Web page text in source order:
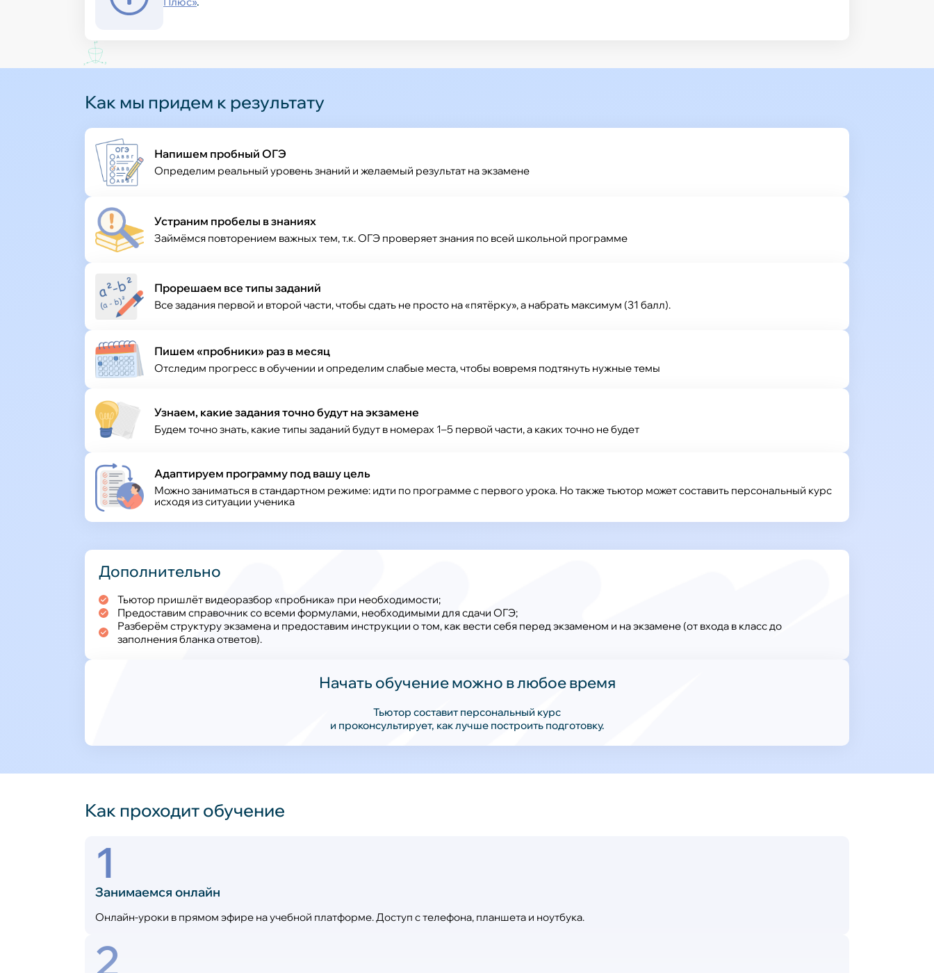
Как мы придем к результату
Напишем пробный ОГЭ
Определим реальный уровень знаний и желаемый результат на экзамене
Устраним пробелы в знаниях
Займёмся повторением важных тем, т.к. ОГЭ проверяет знания по всей школьной программе
Прорешаем все типы заданий
Все задания первой и второй части, чтобы сдать не просто на «пятёрку», а набрать максимум (31 балл).
Пишем «пробники» раз в месяц
Отследим прогресс в обучении и определим слабые места, чтобы вовремя подтянуть нужные темы
Узнаем, какие задания точно будут на экзамене
Будем точно знать, какие типы заданий будут в номерах 1–5 первой части, а каких точно не будет
Адаптируем программу под вашу цель
Можно заниматься в стандартном режиме: идти по программе с первого урока. Но также тьютор может составить персональный курс
исходя из ситуации ученика
Дополнительно
Тьютор пришлёт видеоразбор «пробника» при необходимости;
Предоставим справочник со всеми формулами, необходимыми для сдачи ОГЭ;
Разберём структуру экзамена и предоставим инструкции о том, как вести себя перед экзаменом и на экзамене (от входа в класс до
заполнения бланка ответов).
Начать обучение можно в любое время
Тьютор составит персональный курс
и проконсультирует, как лучше построить подготовку.
Как проходит обучение
1
Занимаемся онлайн
Онлайн-уроки в прямом эфире на учебной платформе. Доступ с телефона, планшета и ноутбука.
2